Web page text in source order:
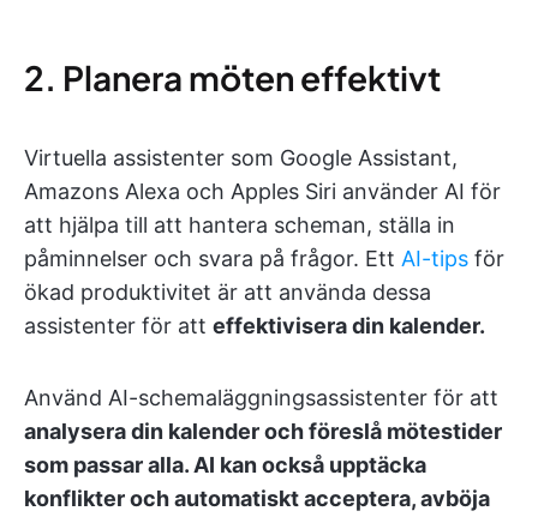
2. Planera möten effektivt
Virtuella assistenter som Google Assistant,
Amazons Alexa och Apples Siri använder AI för
att hjälpa till att hantera scheman, ställa in
påminnelser och svara på frågor. Ett AI-tips för
ökad produktivitet är att använda dessa
assistenter för att effektivisera din kalender.
Använd AI-schemaläggningsassistenter för att
analysera din kalender och föreslå mötestider
som passar alla. AI kan också upptäcka
konflikter och automatiskt acceptera, avböja